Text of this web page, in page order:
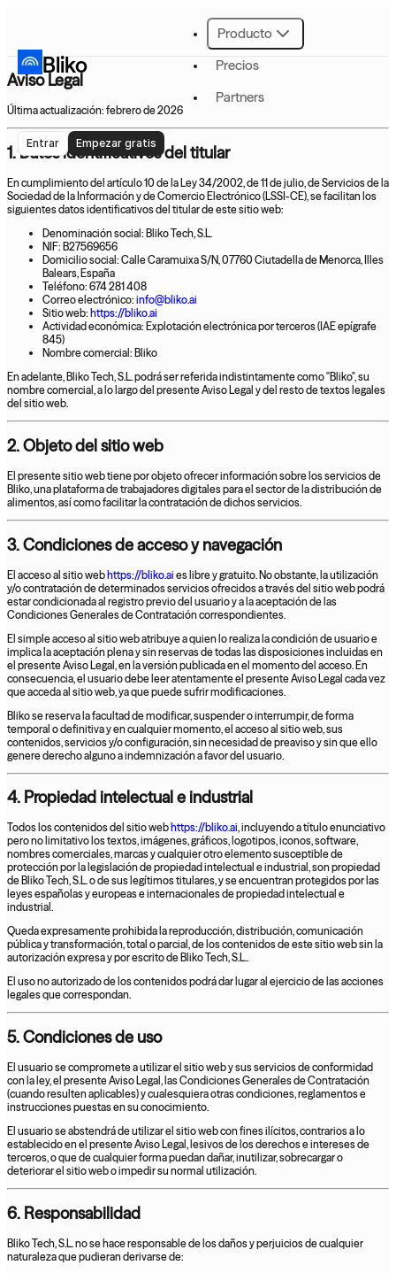
Bliko
Producto
Precios
Partners
Entrar Empezar gratis
Aviso Legal
Última actualización: febrero de 2026
1. Datos identificativos del titular
En cumplimiento del artículo 10 de la Ley 34/2002, de 11 de julio, de Servicios de la
Sociedad de la Información y de Comercio Electrónico (LSSI-CE), se facilitan los
siguientes datos identificativos del titular de este sitio web:
Denominación social: Bliko Tech, S.L.
NIF: B27569656
Domicilio social: Calle Caramuixa S/N, 07760 Ciutadella de Menorca, Illes
Balears, España
Teléfono: 674 281 408
Correo electrónico: info@bliko.ai
Sitio web: https://bliko.ai
Actividad económica: Explotación electrónica por terceros (IAE epígrafe
845)
Nombre comercial: Bliko
En adelante, Bliko Tech, S.L. podrá ser referida indistintamente como "Bliko", su
nombre comercial, a lo largo del presente Aviso Legal y del resto de textos legales
del sitio web.
2. Objeto del sitio web
El presente sitio web tiene por objeto ofrecer información sobre los servicios de
Bliko, una plataforma de trabajadores digitales para el sector de la distribución de
alimentos, así como facilitar la contratación de dichos servicios.
3. Condiciones de acceso y navegación
El acceso al sitio webhttps://bliko.ai es libre y gratuito. No obstante, la utilización
y/o contratación de determinados servicios ofrecidos a través del sitio web podrá
estar condicionada al registro previo del usuario y a la aceptación de las
Condiciones Generales de Contratación correspondientes.
El simple acceso al sitio web atribuye a quien lo realiza la condición de usuario e
implica la aceptación plena y sin reservas de todas las disposiciones incluidas en
el presente Aviso Legal, en la versión publicada en el momento del acceso. En
consecuencia, el usuario debe leer atentamente el presente Aviso Legal cada vez
que acceda al sitio web, ya que puede sufrir modificaciones.
Bliko se reserva la facultad de modificar, suspender o interrumpir, de forma
temporal o definitiva y en cualquier momento, el acceso al sitio web, sus
contenidos, servicios y/o configuración, sin necesidad de preaviso y sin que ello
genere derecho alguno a indemnización a favor del usuario.
4. Propiedad intelectual e industrial
Todos los contenidos del sitio web https://bliko.ai, incluyendo a título enunciativo
pero no limitativo los textos, imágenes, gráficos, logotipos, iconos, software,
nombres comerciales, marcas y cualquier otro elemento susceptible de
protección por la legislación de propiedad intelectual e industrial, son propiedad
de Bliko Tech, S.L. o de sus legítimos titulares, y se encuentran protegidos por las
leyes españolas y europeas e internacionales de propiedad intelectual e
industrial.
Queda expresamente prohibida la reproducción, distribución, comunicación
pública y transformación, total o parcial, de los contenidos de este sitio web sin la
autorización expresa y por escrito de Bliko Tech, S.L..
El uso no autorizado de los contenidos podrá dar lugar al ejercicio de las acciones
legales que correspondan.
5. Condiciones de uso
El usuario se compromete a utilizar el sitio web y sus servicios de conformidad
con la ley, el presente Aviso Legal, las Condiciones Generales de Contratación
(cuando resulten aplicables) y cualesquiera otras condiciones, reglamentos e
instrucciones puestas en su conocimiento.
El usuario se abstendrá de utilizar el sitio web con fines ilícitos, contrarios a lo
establecido en el presente Aviso Legal, lesivos de los derechos e intereses de
terceros, o que de cualquier forma puedan dañar, inutilizar, sobrecargar o
deteriorar el sitio web o impedir su normal utilización.
6. Responsabilidad
Bliko Tech, S.L. no se hace responsable de los daños y perjuicios de cualquier
naturaleza que pudieran derivarse de: